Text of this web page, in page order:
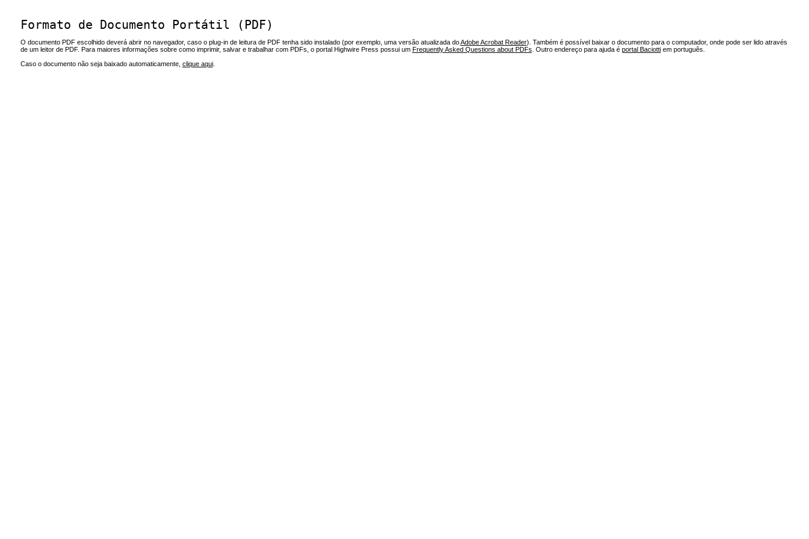
Formato de Documento Portátil (PDF)
O documento PDF escolhido deverá abrir no navegador, caso o plug-in de leitura de PDF tenha sido instalado (por exemplo, uma versão atualizada doAdobe Acrobat Reader). Também é possível baixar o documento para o computador, onde pode ser lido através
de um leitor de PDF. Para maiores informações sobre como imprimir, salvar e trabalhar com PDFs, o portal Highwire Press possui um Frequently Asked Questions about PDFs . Outro endereço para ajuda é portal Baciottiem português.
Caso o documento não seja baixado automaticamente, clique aqui.